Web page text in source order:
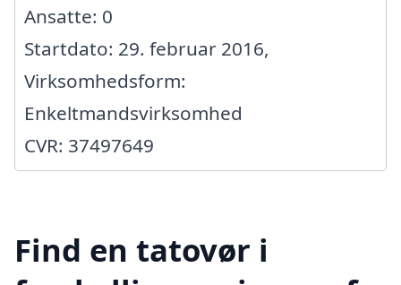
Ansatte: 0
Startdato: 29. februar 2016,
Virksomhedsform:
Enkeltmandsvirksomhed
CVR: 37497649
Find en tatovør i